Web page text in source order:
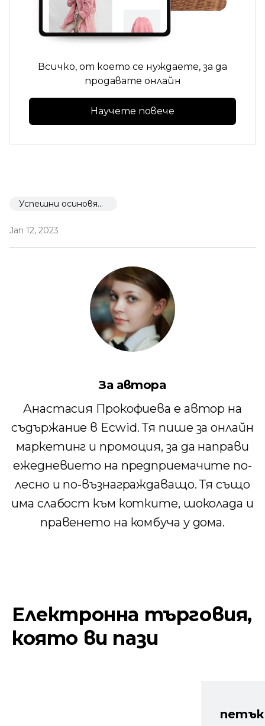
Всичко, от което се нуждаете, за да
продавате онлайн
Научете повече
Успешни осиновявания
Jan 12, 2023
За автора
Анастасия Прокофиева е автор на
съдържание в Ecwid. Тя пише за онлайн
маркетинг и промоция, за да направи
ежедневието на предприемачите по-
лесно и по-възнаграждаващо. Тя също
има слабост към котките, шоколада и
правенето на комбуча у дома.
Електронна търговия,
която ви пази